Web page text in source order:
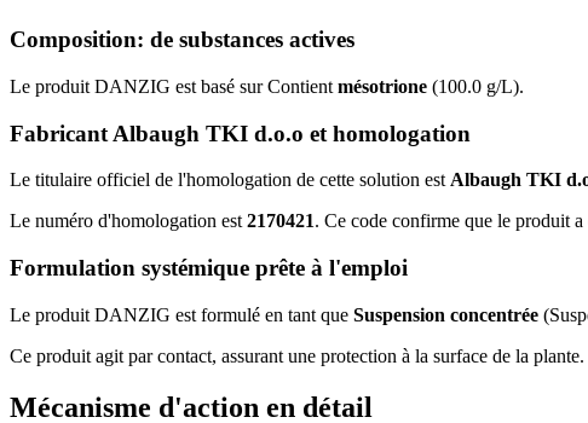
Composition: de substances actives
Le produit DANZIG est basé sur Contient mésotrione (100.0 g/L).
Fabricant Albaugh TKI d.o.o et homologation
Le titulaire officiel de l'homologation de cette solution estAlbaugh TKI
Le numéro d'homologation est2170421. Ce code confirme que le produit
Formulation systémique prête à l'emploi
Le produit DANZIG est formulé en tant que Suspension concentrée
Ce produit agit par contact, assurant une protection à la surface de la plante.
Mécanisme d'action en détail